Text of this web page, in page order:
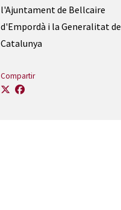
l'Ajuntament de Bellcaire
d'Empordà i la Generalitat de
Catalunya
Compartir